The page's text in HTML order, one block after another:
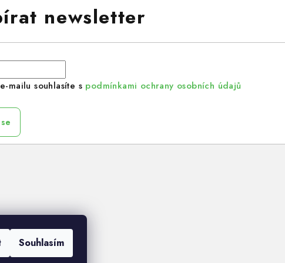
Souhlasím
newsletter
mailu souhlasíte s podmínkami ochrany osobních údajů